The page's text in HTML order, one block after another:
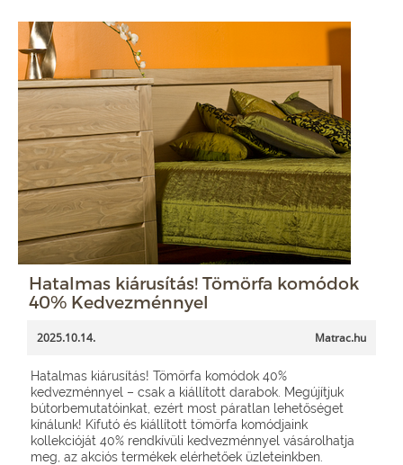
Hatalmas kiárusítás! Tömörfa komódok
40% Kedvezménnyel
2025.10.14. Matrac.hu
Hatalmas kiárusítás! Tömörfa komódok 40%
kedvezménnyel – csak a kiállított darabok. Megújítjuk
bútorbemutatóinkat, ezért most páratlan lehetőséget
kínálunk! Kifutó és kiállított tömörfa komódjaink
kollekcióját 40% rendkívüli kedvezménnyel vásárolhatja
meg, az akciós termékek elérhetőek üzleteinkben.